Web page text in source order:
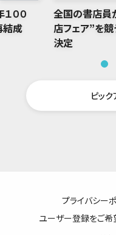
００
結成
全国の書店員
店フェア”を競
決定
ピッ
プライバシー
ユーザー登録をご